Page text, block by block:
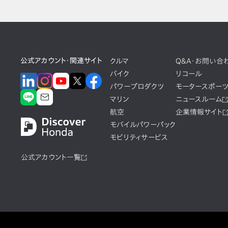
公式アカウント・関連サイト
公式アカウント一覧
クルマ
バイク
パワープロダクツ
マリン
航空
モバイルパワーパック
モビリティサービス
Q&A・お問い合
リコール
モータースポーツ
ニュースルーム
企業情報サイト